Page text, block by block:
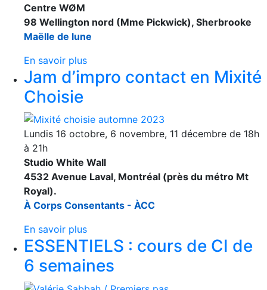
Centre WØM
98 Wellington nord (Mme Pickwick), Sherbrooke
Maëlle de lune
En savoir plus
Jam d’impro contact en Mixité
Choisie
Lundis 16 octobre, 6 novembre, 11 décembre de 18h
à 21h
Studio White Wall
4532 Avenue Laval, Montréal (près du métro Mt
Royal).
À Corps Consentants - ÀCC
En savoir plus
ESSENTIELS : cours de CI de
6 semaines